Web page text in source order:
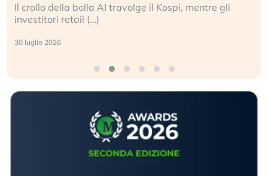
Il crollo della bolla AI travolge il Kospi, mentre gli
investitori retail (…)
30 luglio 2026